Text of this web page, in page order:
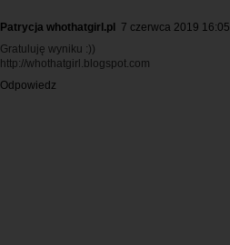
Patrycja whothatgirl.pl 7 czerwca 2019 16:05
Gratuluję wyniku :))
http://whothatgirl.blogspot.com
Odpowiedz